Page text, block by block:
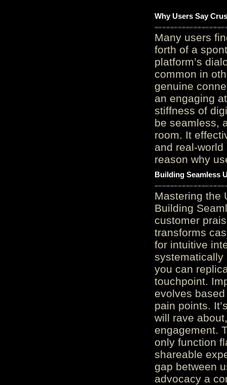
Why Users Say
Many users
forth of a
platform’s
common in
genuine
an engaging
stiffness of
be seamless,
room. It
and real-
reason why
Building Seamless
Mastering the
Building
customer
transforms
for intuitive
systematically
you can
touchpoint.
evolves
pain points.
will rave
engagement.
only function
shareable
gap between
advocacy a